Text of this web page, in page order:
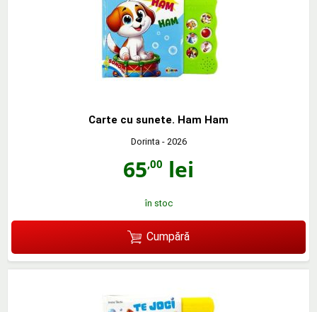
Carte cu sunete. Ham Ham
Dorinta- 2026
65,00 lei
în stoc
Cumpără